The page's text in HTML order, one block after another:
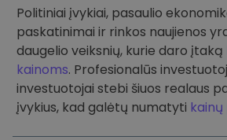
Politiniai įvykiai, pasaulio
paskatinimai ir rinkos naujienos
daugelio veiksnių, kurie daro įtaką
kainoms. Profesionalūs
investuotojai stebi šiuos realaus
įvykius, kad galėtų numatyti kainų